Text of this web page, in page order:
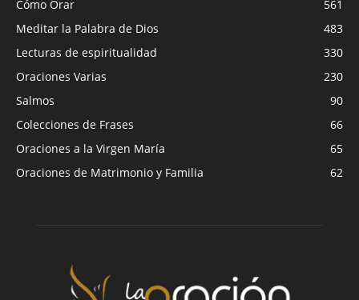
Cómo Orar
561
Meditar la Palabra de Dios
483
Lecturas de espiritualidad
330
Oraciones Varias
230
Salmos
90
Colecciones de Frases
66
Oraciones a la Virgen María
65
Oraciones de Matrimonio y Familia
62